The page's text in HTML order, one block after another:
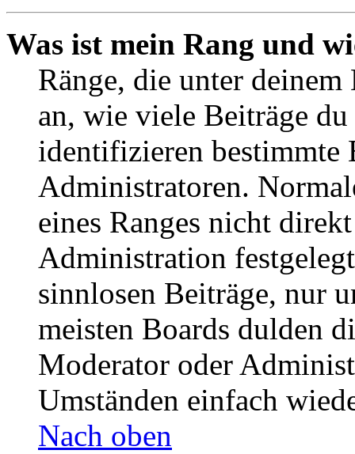
Was ist mein Rang und
Ränge, die unter deinem
an, wie viele Beiträge
identifizieren bestimmte
Administratoren.
eines Ranges nicht
Administration
sinnlosen Beiträge, nur
meisten Boards dulden
Moderator oder
Umständen einfach
Nach oben